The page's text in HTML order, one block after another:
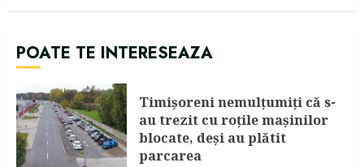
POATE TE INTERESEAZA
Timişoreni nemulţumiţi că s-
au trezit cu roţile maşinilor
blocate, deşi au plătit
parcarea